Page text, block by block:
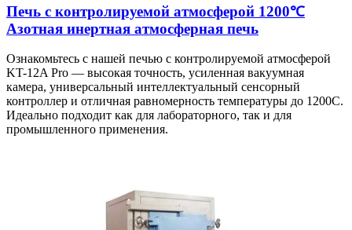
Печь с контролируемой атмосферой 1200℃
Азотная инертная атмосферная печь
Ознакомьтесь с нашей печью с контролируемой атмосферой
KT-12A Pro — высокая точность, усиленная вакуумная
камера, универсальный интеллектуальный сенсорный
контроллер и отличная равномерность температуры до 1200C.
Идеально подходит как для лабораторного, так и для
промышленного применения.